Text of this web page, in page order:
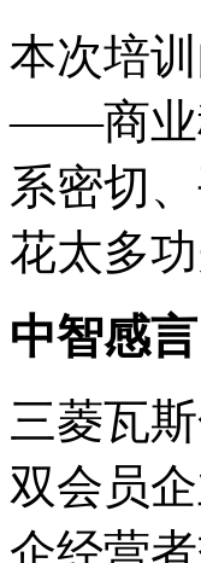
本次培
――商业
系密切
花太多
中智感言
三菱瓦
双会员
企经营